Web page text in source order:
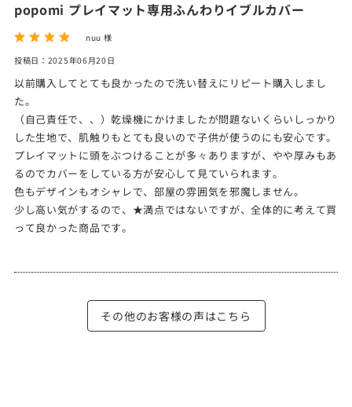
popomi プレイマット専用ふんわりイブルカバー
nuu 様
投稿日：2025年06月20日
以前購入してとても良かったので洗い替えにリピート購入しまし
た。
（自己責任で、、）乾燥機にかけましたが問題ないくらいしっかり
した生地で、肌触りもとても良いので子供が使うのにも安心です。
プレイマットに頭をぶつけることが多々ありますが、やや厚みもあ
るのでカバーをしている方が安心して見ていられます。
色もデザインもオシャレで、部屋の雰囲気を邪魔しません。
少し高い気がするので、★満点ではないですが、全体的に考えて買
って良かった商品です。
その他のお客様の声はこちら